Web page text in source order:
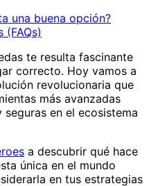
una buena opción?
(FAQs)
te resulta fascinante
correcto. Hoy vamos a
revolucionaria que
más avanzadas
en el ecosistema
a descubrir qué hace
única en el mundo
en tus estrategias